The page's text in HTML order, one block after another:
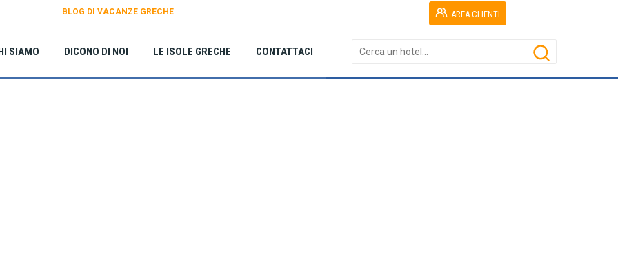
AREA CLIENTI
BLOG DI VACANZE GRECHE
SIAMO DICONO DI NOI LE ISOLE GRECHE CONTATTACI